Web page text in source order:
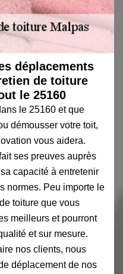
déplacements
de toiture
le 25160
le 25160 et que
démousser votre toit,
vous aidera.
ses preuves auprès
capacité à entretenir
normes. Peu importe le
toiture que vous
meilleurs et pourront
et sur mesure.
nos clients, nous
déplacement de nos